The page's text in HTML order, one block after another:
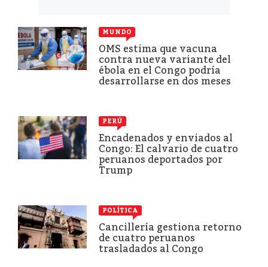
MUNDO
OMS estima que vacuna
contra nueva variante del
ébola en el Congo podría
desarrollarse en dos meses
PERÚ
Encadenados y enviados al
Congo: El calvario de cuatro
peruanos deportados por
Trump
POLÍTICA
Cancillería gestiona retorno
de cuatro peruanos
trasladados al Congo